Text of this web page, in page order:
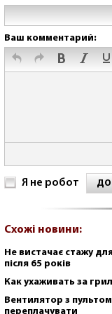
Ваш комментарий:
Я не робот
Схожі новини:
Не вистачає стажу
після 65 років
Как ухаживать за
Вентилятор з
переплачувати